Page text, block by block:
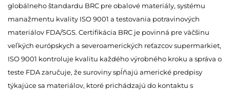
globálneho štandardu BRC pre obalové materiály, systému
manažmentu kvality ISO 9001 a testovania potravinových
materiálov FDA/SGS. Certifikácia BRC je povinná pre väčšinu
veľkých európskych a severoamerických reťazcov supermarkiet,
ISO 9001 kontroluje kvalitu každého výrobného kroku a správa o
teste FDA zaručuje, že suroviny spĺňajú americké predpisy
týkajúce sa materiálov, ktoré prichádzajú do kontaktu s